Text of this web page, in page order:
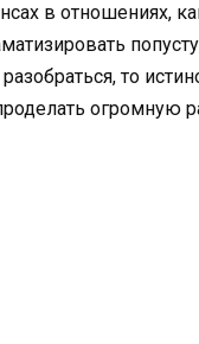
в отношениях,
то
огромную